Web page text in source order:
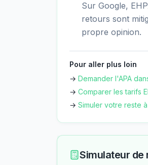
Sur Google,
retours sont
propre opinion.
Pour aller plus loin
→ Demander l'APA
→ Comparer les tarifs
→ Simuler votre reste
Simulateur